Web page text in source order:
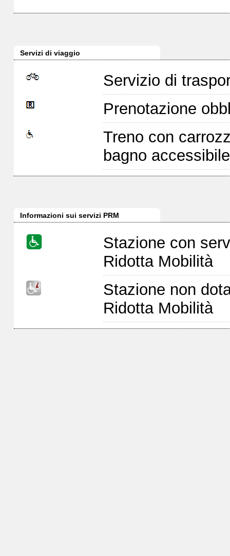
Servizi di viaggio
Servizio di
Prenotazione
Treno con
bagno
Informazioni sui servizi PRM
Stazione con
Ridotta Mobilità
Stazione non
Ridotta Mobilità